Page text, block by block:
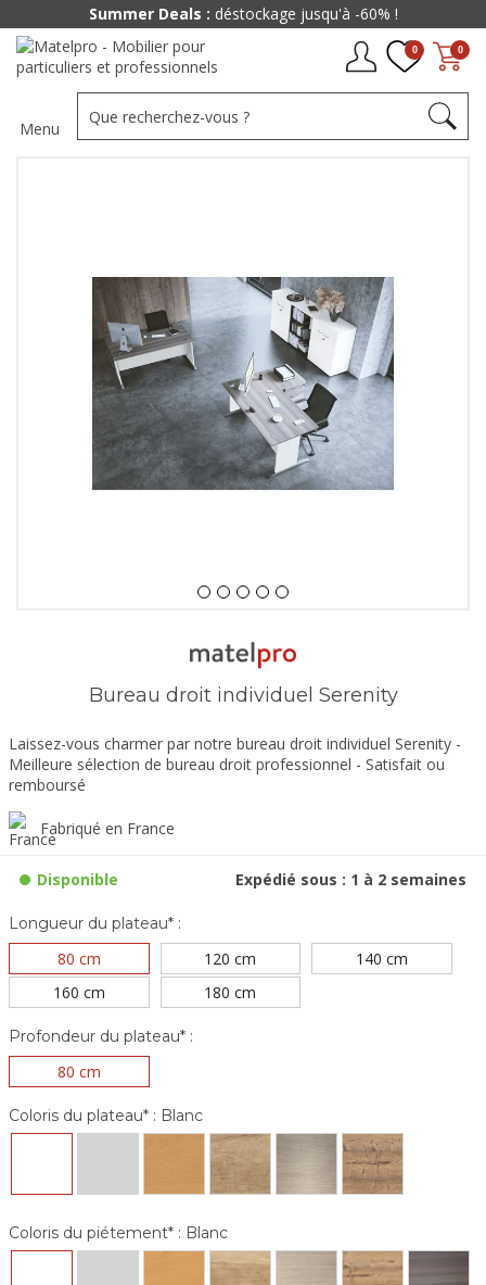
0
0
Menu
Bureau droit individuel Serenity
Laissez-vous charmer par notre bureau droit individuel Serenity -
Meilleure sélection de bureau droit professionnel - Satisfait ou
remboursé
Fabriqué en France
Disponible Expédié sous : 1 à 2 semaines
Longueur du plateau* :
80 cm 120 cm
140 cm
160 cm
180 cm
Profondeur du plateau* :
80 cm
Coloris du plateau* : Blanc
Coloris du piétement* : Blanc
Paiement jusqu'à48x